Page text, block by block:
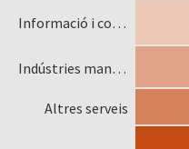
Informació i comunicacions
Indústries manufactureres
Altres serveis